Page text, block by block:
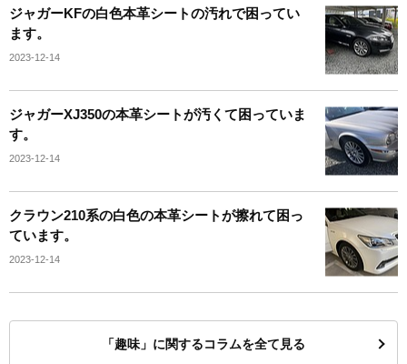
ジャガーKFの白色本革シートの汚れで困ってい
ます。
2023-12-14
ジャガーXJ350の本革シートが汚くて困っていま
す。
2023-12-14
クラウン210系の白色の本革シートが擦れて困っ
ています。
2023-12-14
「趣味」に関するコラムを全て見る